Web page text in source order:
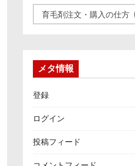
テ
メタ情報
登録
ログイン
投稿フィード